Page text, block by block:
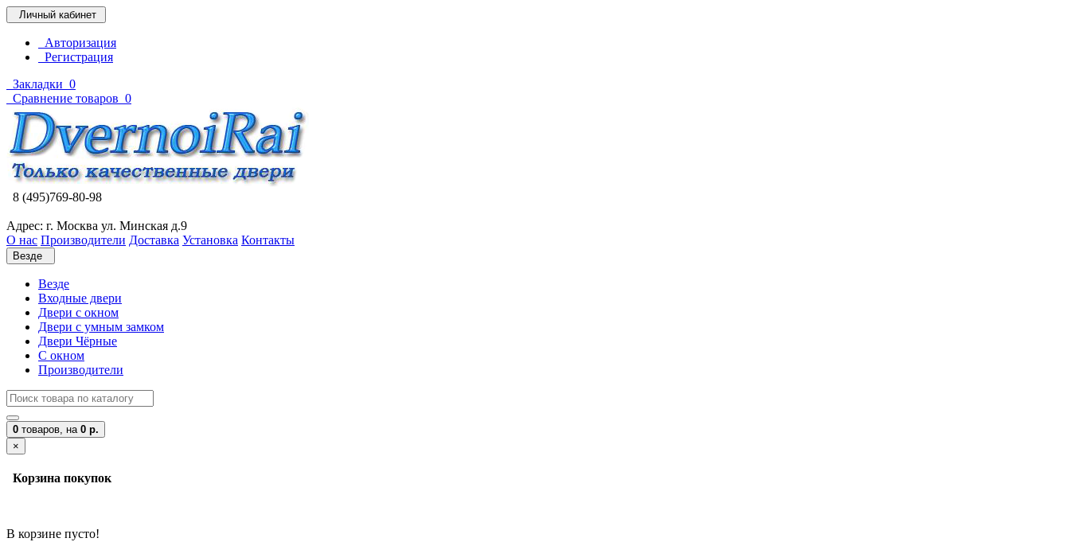
Личный кабинет
Авторизация
Регистрация
Закладки 0
Сравнение товаров 0
8 (495)769-80-98
Адрес: г. Москва ул. Минская д.9
О нас Производители Доставка Установка Контакты
Везде
Везде
Входные двери
Двери с окном
Двери с умным замком
Двери Чёрные
C окном
Производители
0 товаров, на 0 р.
×
Корзина покупок
В корзине пусто!